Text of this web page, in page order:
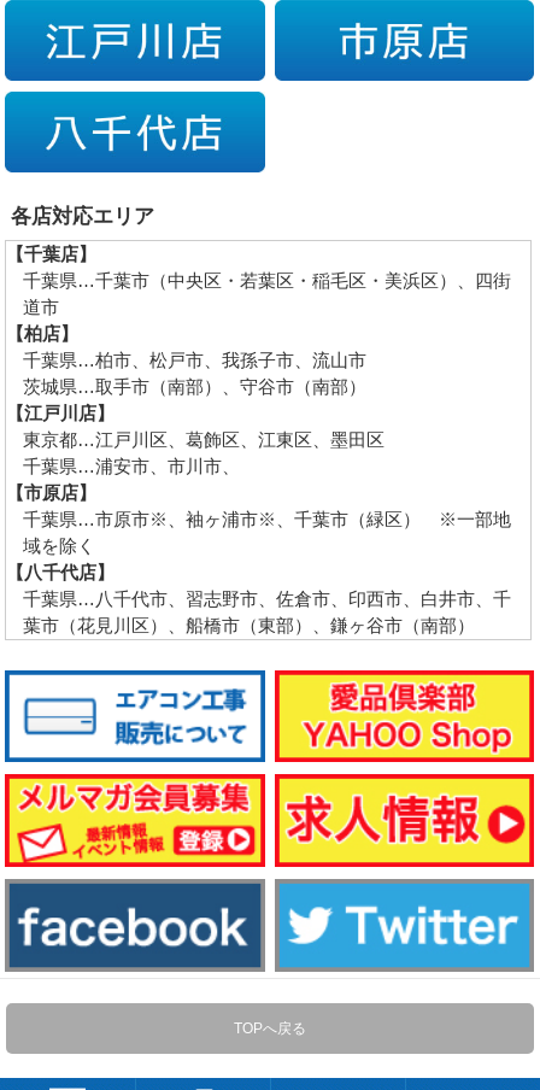
各店対応エリア
【千葉店】
千葉県…千葉市（中央区・若葉区・稲毛区・美浜区）、四街
道市
【柏店】
千葉県…柏市、松戸市、我孫子市、流山市
茨城県…取手市（南部）、守谷市（南部）
【江戸川店】
東京都…江戸川区、葛飾区、江東区、墨田区
千葉県…浦安市、市川市、
【市原店】
千葉県…市原市※、袖ヶ浦市※、千葉市（緑区） ※一部地
域を除く
【八千代店】
千葉県…八千代市、習志野市、佐倉市、印西市、白井市、千
葉市（花見川区）、船橋市（東部）、鎌ヶ谷市（南部）
TOPへ戻る